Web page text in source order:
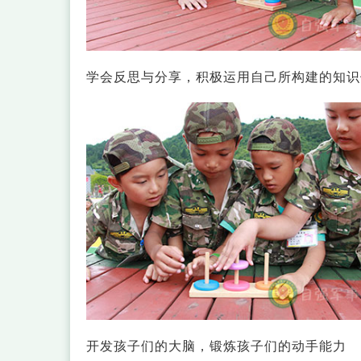
学会反思与分享，积极运用自己所构建的知
开发孩子们的大脑，锻炼孩子们的动手能力